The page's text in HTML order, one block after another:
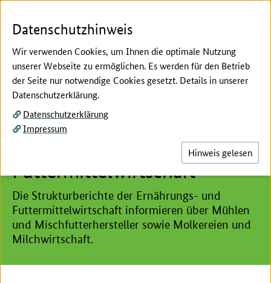
Hier beginnt der Hauptinhalt dieser Seite
Strukturberichte der
Futtermittelwirtschaft
Die Strukturberichte der Ernährungs- und
Futtermittelwirtschaft informieren über Mühlen
und Mischfutterhersteller sowie Molkereien und
Milchwirtschaft.
Datenschutzhinweis
Wir verwenden Cookies, um Ihnen die optimale Nutzung
unserer Webseite zu ermöglichen. Es werden für den Betrieb
der Seite nur notwendige Cookies gesetzt. Details in unserer
Datenschutzerklärung.
Datenschutzerklärung
Impressum
Hinweis gelesen